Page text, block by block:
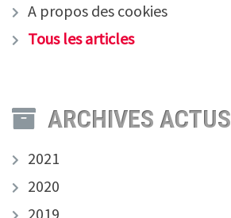
A propos des cookies
Tous les articles
ARCHIVES ACTUS
2021
2020
2019